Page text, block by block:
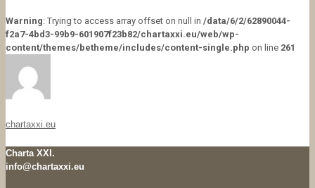
Warning: Trying to access array offset on null in /data/6/2/62890044-
f2a7-4bd3-99b9-601907f23b82/chartaxxi.eu/web/wp-
content/themes/betheme/includes/content-single.php on line 261
chartaxxi.eu
Charta XXI.
info@chartaxxi.eu